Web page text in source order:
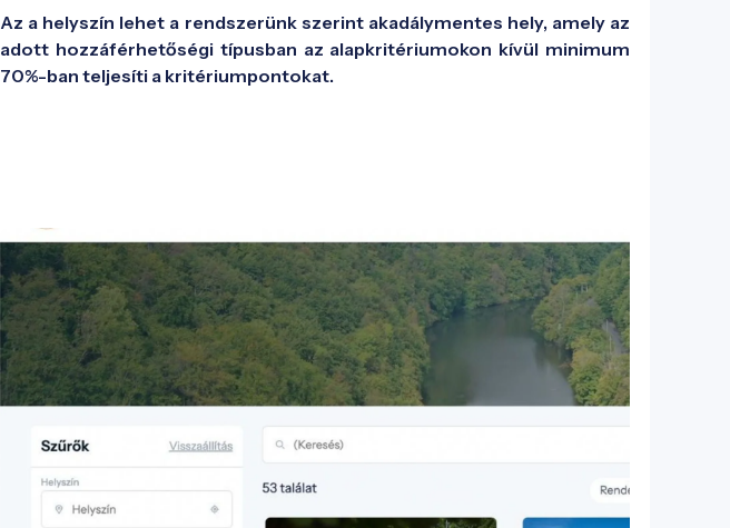
Az a helyszín lehet a rendszerünk szerint akadálymentes hely, amely az
adott hozzáférhetőségi típusban az alapkritériumokon kívül minimum
70%-ban teljesíti a kritériumpontokat.